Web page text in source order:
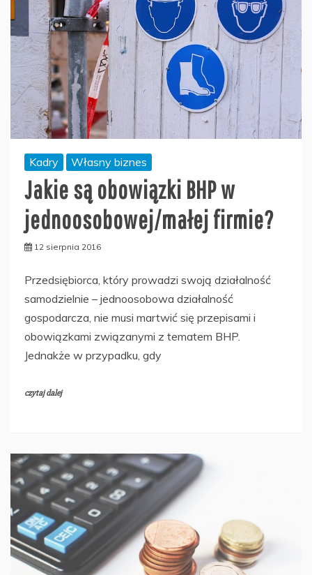
Kadry Własny biznes
Jakie są obowiązki BHP w
jednoosobowej/małej firmie?
12 sierpnia 2016
Przedsiębiorca, który prowadzi swoją działalność
samodzielnie – jednoosobowa działalność
gospodarcza, nie musi martwić się przepisami i
obowiązkami związanymi z tematem BHP.
Jednakże w przypadku, gdy
czytaj dalej